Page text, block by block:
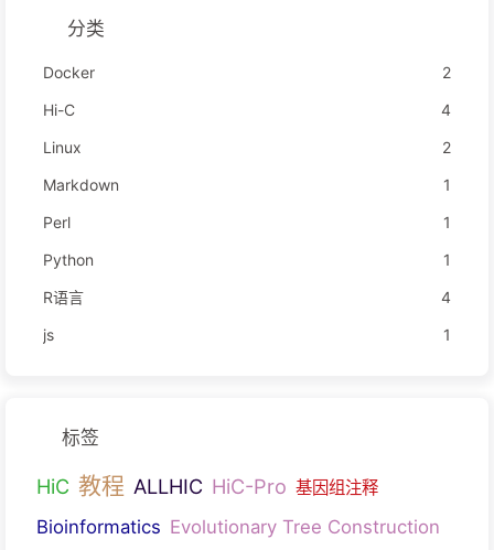
分类
Docker
2
Hi-C
4
Linux
2
Markdown
1
Perl
1
Python
1
R语言
4
js
1
标签
HiC 教程 ALLHIC HiC-Pro 基因组注释
Bioinformatics Evolutionary Tree Construction